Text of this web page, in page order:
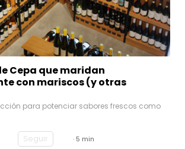
Cepa que maridan
con mariscos (y otras
para potenciar sabores frescos como
Seguir · 5 min